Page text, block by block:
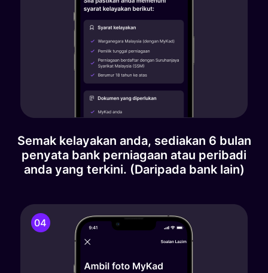
Semak kelayakan anda, sediakan 6 bulan
penyata bank perniagaan atau peribadi
anda yang terkini. (Daripada bank lain)